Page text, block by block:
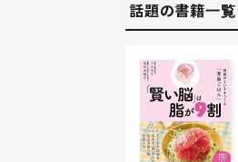
話題の書籍一覧